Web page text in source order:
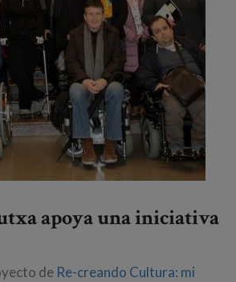
apoya una iniciativa
de Re-creando Cultura: mi